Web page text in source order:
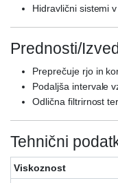
Hidravlični sistemi
Prednosti/
Preprečuje rjo in
Podaljša intervale
Odlična filtrirnost
Tehnični
Viskoznost